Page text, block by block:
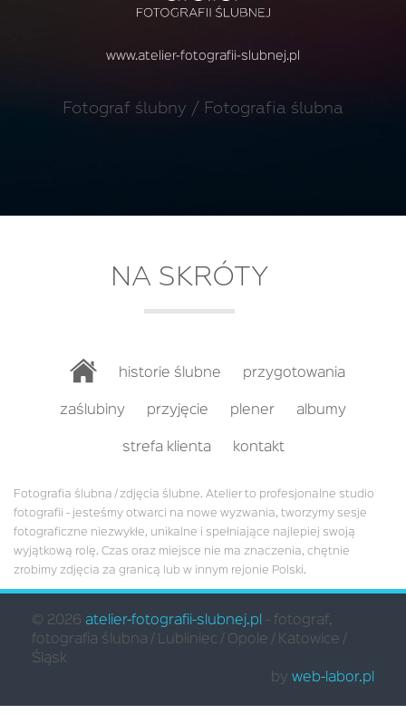
www.atelier-fotografii-slubnej.pl
Fotograf ślubny / Fotografia ślubna
NA SKRÓTY
historie ślubne przygotowania
zaślubiny przyjęcie plener albumy
strefa klienta kontakt
Fotografia ślubna / zdjęcia ślubne. Atelier to profesjonalne studio
fotografii - jesteśmy otwarci na nowe wyzwania, tworzymy sesje
fotograficzne niezwykłe, unikalne i spełniające najlepiej swoją
wyjątkową rolę. Czas oraz miejsce nie ma znaczenia, chętnie
zrobimy zdjęcia za granicą lub w innym rejonie Polski.
© 2026 atelier-fotografii-slubnej.pl
- fotograf,
fotografia ślubna / Lubliniec / Opole / Katowice /
Śląsk
by web-labor.pl